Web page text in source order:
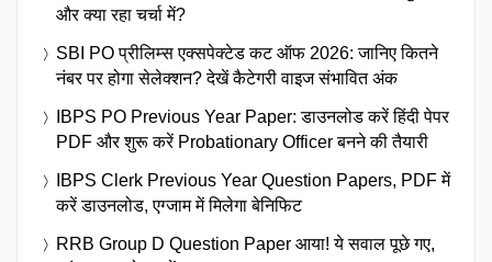
और क्या रहा चर्चा में?
SBI PO प्रीलिम्स एक्सपेक्टेड कट ऑफ 2026: जानिए कितने
नंबर पर होगा सेलेक्शन? देखें कैटेगरी वाइज संभावित अंक
IBPS PO Previous Year Paper: डाउनलोड करें हिंदी पेपर
PDF और शुरू करें Probationary Officer बनने की तैयारी
IBPS Clerk Previous Year Question Papers, PDF में
करें डाउनलोड, एग्जाम में मिलेगा बेनिफिट
RRB Group D Question Paper आया! ये सवाल पूछे गए,